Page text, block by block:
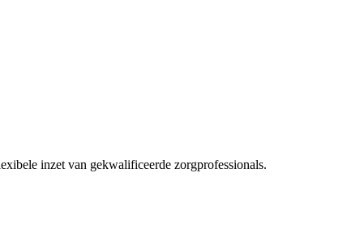
inzet van gekwalificeerde zorgprofessionals.